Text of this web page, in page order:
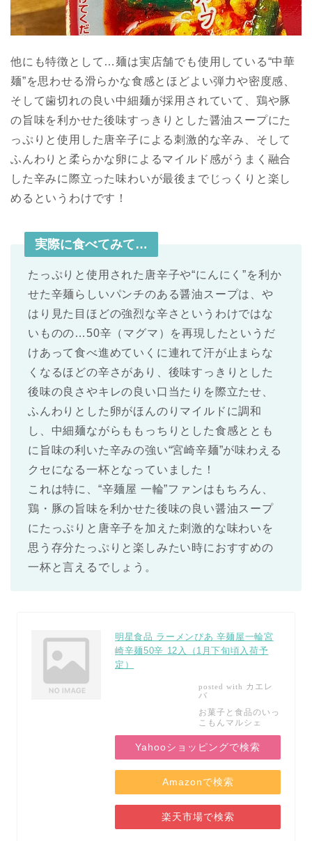
他にも特徴として…麺は実店舗でも使用している“中華
麺”を思わせる滑らかな食感とほどよい弾力や密度感、
そして歯切れの良い中細麺が採用されていて、鶏や豚
の旨味を利かせた後味すっきりとした醤油スープにた
っぷりと使用した唐辛子による刺激的な辛み、そして
ふんわりと柔らかな卵によるマイルド感がうまく融合
した辛みに際立った味わいが最後までじっくりと楽し
めるというわけです！
実際に食べてみて…
たっぷりと使用された唐辛子や“にんにく”を利か
せた辛麺らしいパンチのある醤油スープは、や
はり見た目ほどの強烈な辛さというわけではな
いものの…50辛（マグマ）を再現したというだ
けあって食べ進めていくに連れて汗が止まらな
くなるほどの辛さがあり、後味すっきりとした
後味の良さやキレの良い口当たりを際立たせ、
ふんわりとした卵がほんのりマイルドに調和
し、中細麺ながらももっちりとした食感ととも
に旨味の利いた辛みの強い“宮崎辛麺”が味わえる
クセになる一杯となっていました！
これは特に、“辛麺屋 一輪”ファンはもちろん、
鶏・豚の旨味を利かせた後味の良い醤油スープ
にたっぷりと唐辛子を加えた刺激的な味わいを
思う存分たっぷりと楽しみたい時におすすめの
一杯と言えるでしょう。
明星食品 ラーメンぴあ 辛麺屋一輪宮
崎辛麺50辛 12入（1月下旬頃入荷予
定）
posted with カエレ
バ
お菓子と食品のいっ
こもんマルシェ
Yahooショッピングで検索
Amazonで検索
楽天市場で検索